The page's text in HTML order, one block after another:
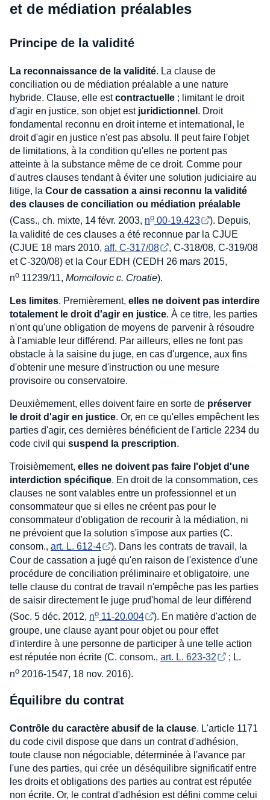
et de médiation préalables
Principe de la validité
La reconnaissance de la validité. La clause de
conciliation ou de médiation préalable a une nature
hybride. Clause, elle estcontractuelle ; limitant le droit
d'agir en justice, son objet est juridictionnel . Droit
fondamental reconnu en droit interne et international, le
droit d'agir en justice n'est pas absolu. Il peut faire l'objet
de limitations, à la condition qu'elles ne portent pas
atteinte à la substance même de ce droit. Comme pour
d'autres clauses tendant à éviter une solution judiciaire au
litige, la Cour de cassation a ainsi reconnu la validité
des clauses de conciliation ou médiation préalable
(Cass., ch. mixte, 14 févr. 2003, no 00-19.423
). Depuis,
la validité de ces clauses a été reconnue par la CJUE
(CJUE 18 mars 2010, aff. C-317/08
, C-318/08, C-319/08
et C-320/08) et la Cour EDH (CEDH 26 mars 2015,
no 11239/11, Momcilovic c. Croatie).
Les limites. Premièrement, elles ne doivent pas interdire
totalement le droit d'agir en justice. À ce titre, les parties
n'ont qu'une obligation de moyens de parvenir à résoudre
à l'amiable leur différend. Par ailleurs, elles ne font pas
obstacle à la saisine du juge, en cas d'urgence, aux fins
d'obtenir une mesure d'instruction ou une mesure
provisoire ou conservatoire.
Deuxièmement, elles doivent faire en sorte de préserver
le droit d'agir en justice. Or, en ce qu'elles empêchent les
parties d'agir, ces dernières bénéficient de l'article 2234 du
code civil qui suspend la prescription.
Troisièmement, elles ne doivent pas faire l'objet d'une
interdiction spécifique. En droit de la consommation, ces
clauses ne sont valables entre un professionnel et un
consommateur que si elles ne créent pas pour le
consommateur d'obligation de recourir à la médiation, ni
ne prévoient que la solution s'impose aux parties (C.
consom., art. L. 612-4
). Dans les contrats de travail, la
Cour de cassation a jugé qu'en raison de l'existence d'une
procédure de conciliation préliminaire et obligatoire, une
telle clause du contrat de travail n'empêche pas les parties
de saisir directement le juge prud'homal de leur différend
(Soc. 5 déc. 2012, no 11-20.004
). En matière d'action de
groupe, une clause ayant pour objet ou pour effet
d'interdire à une personne de participer à une telle action
est réputée non écrite (C. consom., art. L. 623-32
; L.
no 2016-1547, 18 nov. 2016).
Équilibre du contrat
Contrôle du caractère abusif de la clause. L'article 1171
du code civil dispose que dans un contrat d'adhésion,
toute clause non négociable, déterminée à l'avance par
l'une des parties, qui crée un déséquilibre significatif entre
les droits et obligations des parties au contrat est réputée
non écrite. Or, le contrat d'adhésion est défini comme celui